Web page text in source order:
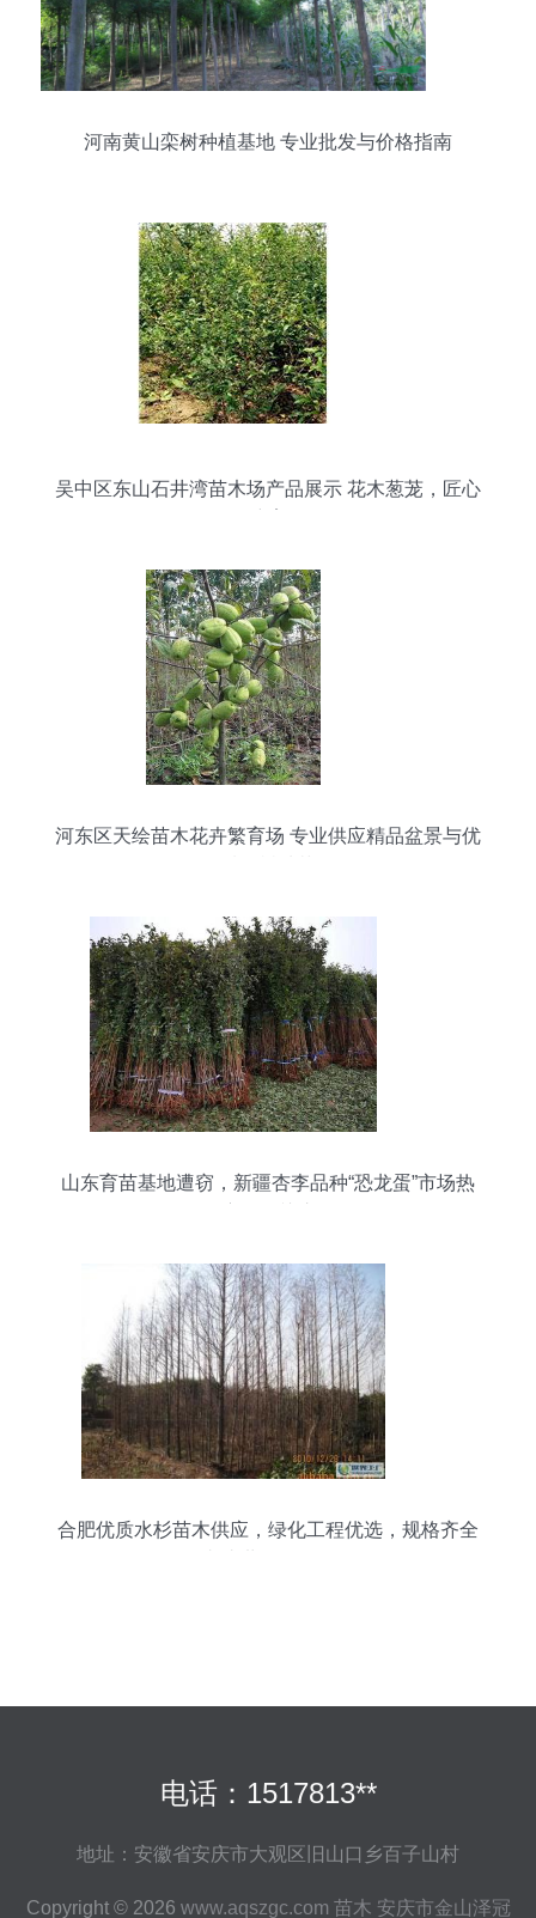
河南黄山栾树种植基地 专业批发与价格指南
吴中区东山石井湾苗木场产品展示 花木葱茏，匠心
河东区天绘苗木花卉繁育场 专业供应精品盆景与优
山东育苗基地遭窃，新疆杏李品种“恐龙蛋”市场热
合肥优质水杉苗木供应，绿化工程优选，规格齐全
电话：1517813**
地址：安徽省安庆市大观区旧山口乡百子山村
Copyright © 2026 www.aqszgc.com 苗木 安庆市金山泽冠